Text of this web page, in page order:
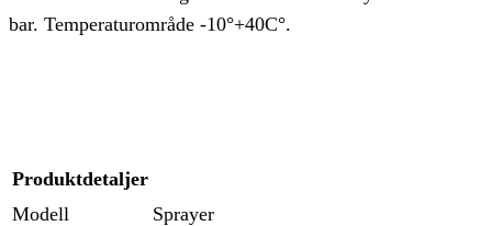
bar. Temperaturområde -10°+40C°.
Produktdetaljer
Modell
Sprayer